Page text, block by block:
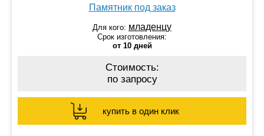
Памятник под заказ
Для кого: младенцу
Срок изготовления:
от 10 дней
Стоимость:
по запросу
купить в один клик